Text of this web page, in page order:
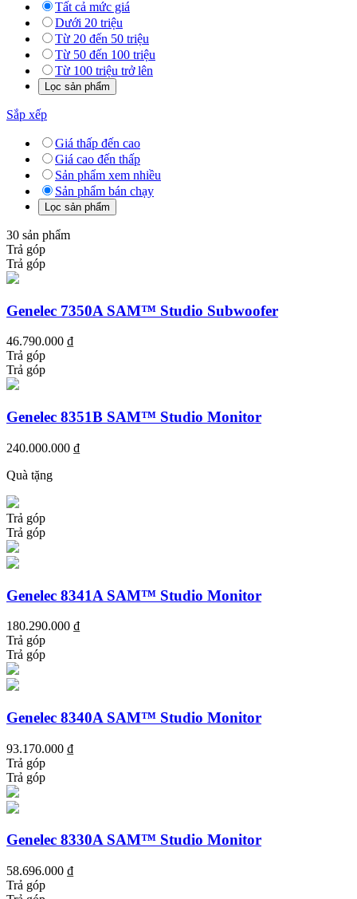
Tất cả mức giá
Dưới 20 triệu
Từ 20 đến 50 triệu
Từ 50 đến 100 triệu
Từ 100 triệu trở lên
Sắp xếp
Giá thấp đến cao
Giá cao đến thấp
Sản phẩm xem nhiều
Sản phẩm bán chạy
30 sản phẩm
Trả góp
Trả góp
Genelec 7350A SAM™ Studio Subwoofer
46.790.000 ₫
Trả góp
Trả góp
Genelec 8351B SAM™ Studio Monitor
240.000.000 ₫
Quà tặng
Trả góp
Trả góp
Genelec 8341A SAM™ Studio Monitor
180.290.000 ₫
Trả góp
Trả góp
Genelec 8340A SAM™ Studio Monitor
93.170.000 ₫
Trả góp
Trả góp
Genelec 8330A SAM™ Studio Monitor
58.696.000 ₫
Trả góp